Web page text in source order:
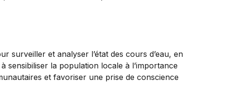
surveiller et analyser l’état des cours d’eau, en
sensibiliser la population locale à l’importance
et favoriser une prise de conscience